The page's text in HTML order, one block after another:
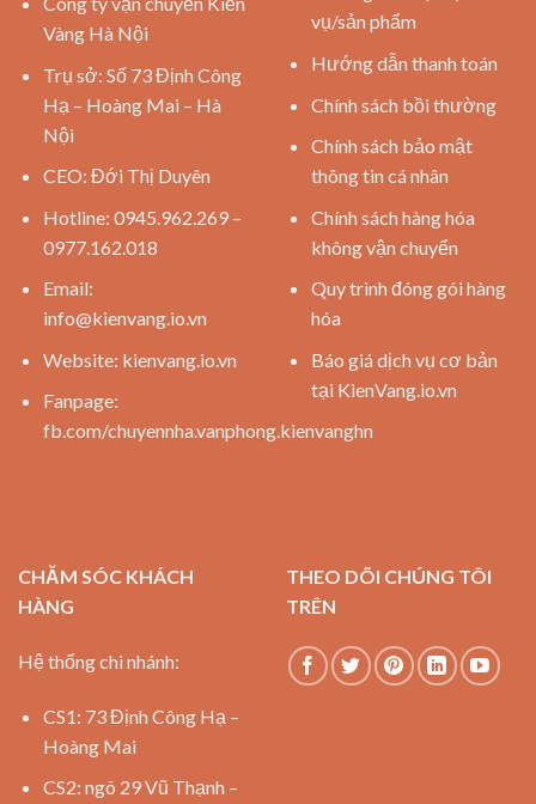
Vàng Hà Nội
Trụ sở: Số 73 Định Công
Hạ – Hoàng Mai – Hà
Nội
CEO: Đới Thị Duyên
Hotline: 0945.962.269 –
0977.162.018
Email:
info@kienvang.io.vn
Website: kienvang.io.vn
Fanpage:
fb.com/chuyennha.vanphong.kienvanghn
vụ/sản phẩm
Hướng dẫn thanh toán
Chính sách bồi thường
Chính sách bảo mật
thông tin cá nhân
Chính sách hàng hóa
không vận chuyển
Quy trình đóng gói hàng
hóa
Báo giá dịch vụ cơ bản
tại KienVang.io.vn
CHĂM SÓC KHÁCH
HÀNG
Hệ thống chi nhánh:
CS1: 73 Định Công Hạ –
Hoàng Mai
CS2: ngõ 29 Vũ Thạnh –
THEO DÕI CHÚNG TÔI
TRÊN